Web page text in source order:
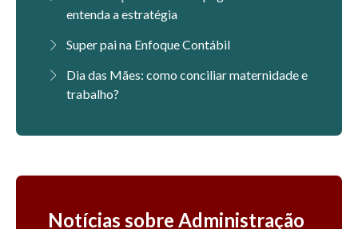
entenda a estratégia
Super pai na Enfoque Contábil
Dia das Mães: como conciliar maternidade e
trabalho?
Notícias sobre Administração